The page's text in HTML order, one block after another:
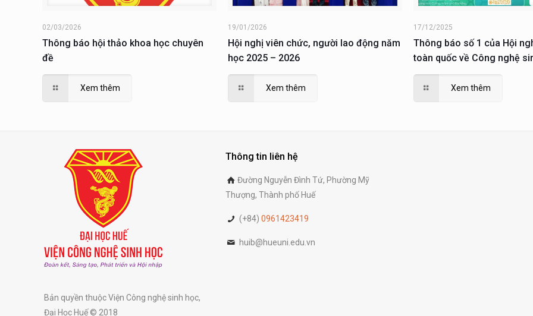
02/03/2026
Thông báo hội thảo khoa học chuyên
đề
Xem thêm
19/01/2026
Hội nghị viên chức, người lao động năm
học 2025 – 2026
Xem thêm
17/12/2025
Thông báo số 1 của Hội
toàn quốc về Công nghệ
Xem thêm
Bản quyền thuộc Viện Công nghệ sinh học,
Đại Học Huế © 2018
Thông tin liên hệ
Đường Nguyễn Đình Tứ, Phường Mỹ
Thượng, Thành phố Huế
(+84) 0961423419
huib@hueuni.edu.vn